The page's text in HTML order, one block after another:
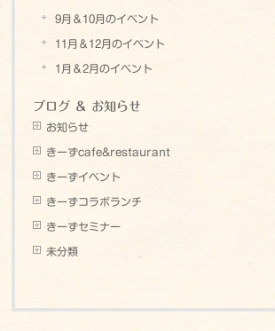
9月＆10月のイベント
11月＆12月のイベント
1月＆2月のイベント
ブログ ＆ お知らせ
お知らせ
きーずcafe&restaurant
きーずイベント
きーずコラボランチ
きーずセミナー
未分類